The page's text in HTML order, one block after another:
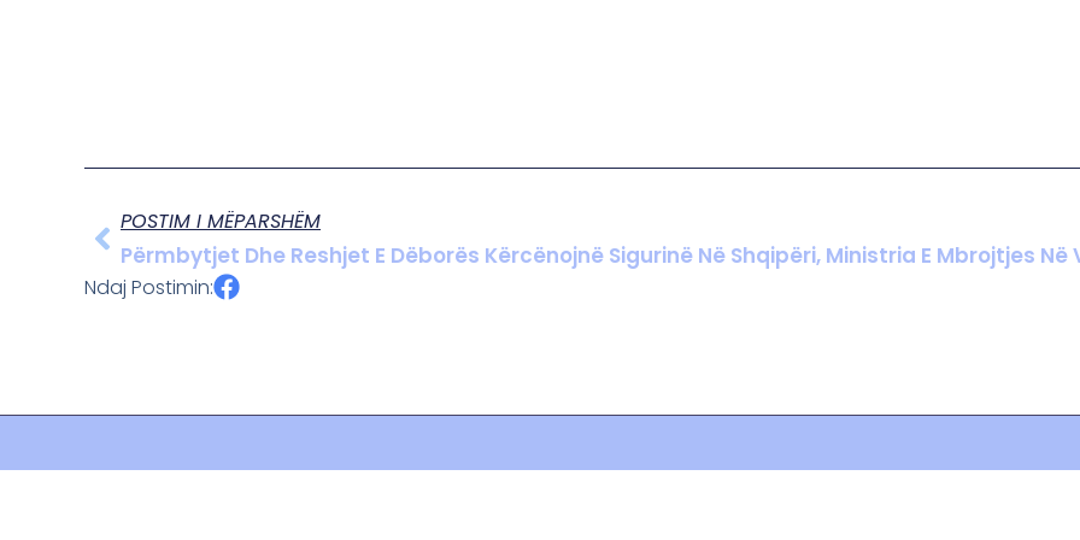
POSTIM I MËPARSHËM
Përmbytjet Dhe Reshjet E Dëborës Kërcënojnë Sigurinë Në Shqipëri, Ministria E Mbrojtjes Në
Ndaj Postimin: